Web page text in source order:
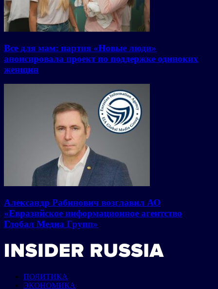
Все для мам: партия «Новые люди»
анонсировала проект по поддержке одиноких
женщин
Александр Рабинович возглавил АО
«Евразийское информационное агентство
Глобал Медиа Групп»
ПОЛИТИКА
ЭКОНОМИКА